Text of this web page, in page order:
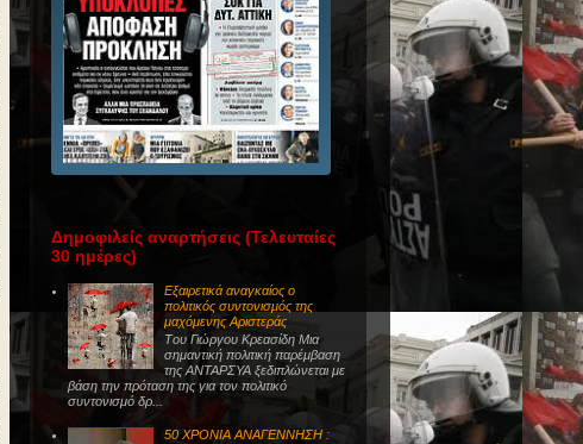
Δημοφιλείς αναρτήσεις (Τελευταίες
30 ημέρες)
Εξαιρετικά αναγκαίος ο
πολιτικός συντονισμός της
μαχόμενης Αριστεράς
Tου Γιώργου Κρεασίδη Μια
σημαντική πολιτική παρέμβαση
της ΑΝΤΑΡΣΥΑ ξεδιπλώνεται με
βάση την πρόταση της για τον πολιτικό
συντονισμό δρ...
50 ΧΡΟΝΙΑ ΑΝΑΓΕΝΝΗΣΗ :